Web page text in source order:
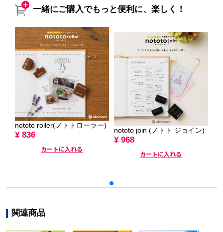
一緒にご購入でもっと便利に、楽しく！
nototo roller(ノトトローラー)
¥ 836
カートに入れる
nototo join (ノトト ジョイン)
¥ 968
カートに入れる
関連商品